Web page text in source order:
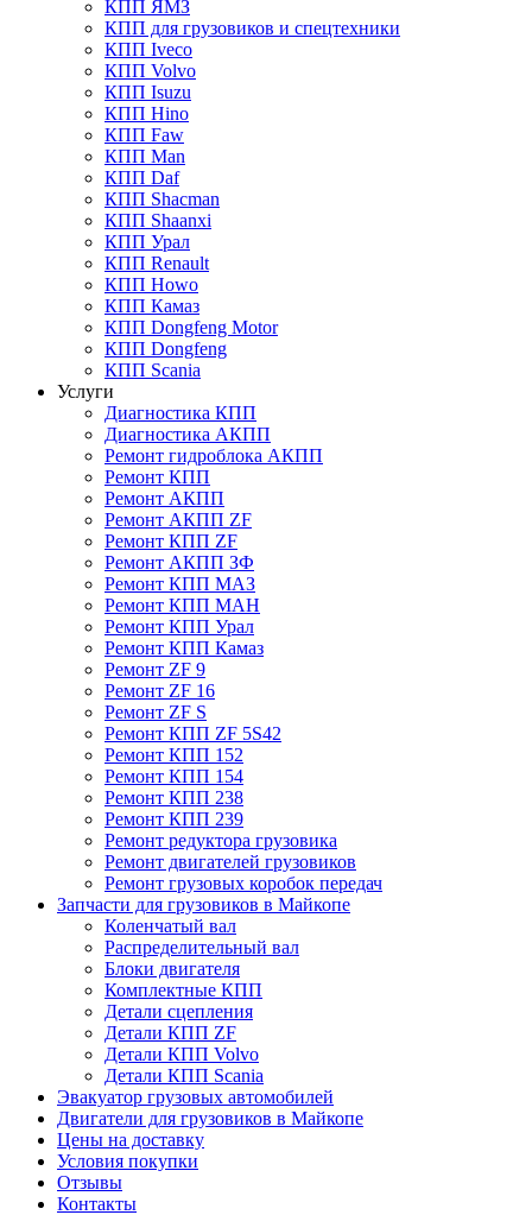
КПП ЯМЗ
КПП для грузовиков и спецтехники
КПП Iveco
КПП Volvo
КПП Isuzu
КПП Hino
КПП Faw
КПП Man
КПП Daf
КПП Shacman
КПП Shaanxi
КПП Урал
КПП Renault
КПП Howo
КПП Камаз
КПП Dongfeng Motor
КПП Dongfeng
КПП Scania
Услуги
Диагностика КПП
Диагностика АКПП
Ремонт гидроблока АКПП
Ремонт КПП
Ремонт АКПП
Ремонт АКПП ZF
Ремонт КПП ZF
Ремонт АКПП ЗФ
Ремонт КПП МАЗ
Ремонт КПП МАН
Ремонт КПП Урал
Ремонт КПП Камаз
Ремонт ZF 9
Ремонт ZF 16
Ремонт ZF S
Ремонт КПП ZF 5S42
Ремонт КПП 152
Ремонт КПП 154
Ремонт КПП 238
Ремонт КПП 239
Ремонт редуктора грузовика
Ремонт двигателей грузовиков
Ремонт грузовых коробок передач
Запчасти для грузовиков в Майкопе
Коленчатый вал
Распределительный вал
Блоки двигателя
Комплектные КПП
Детали сцепления
Детали КПП ZF
Детали КПП Volvo
Детали КПП Scania
Эвакуатор грузовых автомобилей
Двигатели для грузовиков в Майкопе
Цены на доставку
Условия покупки
Отзывы
Контакты